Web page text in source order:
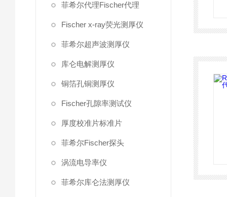
菲希尔代理Fischer代理
Fischer x-ray荧光测厚仪
菲希尔超声波测厚仪
库仑电解测厚仪
铜箔孔铜测厚仪
Fischer孔隙率测试仪
厚度校准片标准片
菲希尔Fischer探头
涡流电导率仪
菲希尔库仑法测厚仪